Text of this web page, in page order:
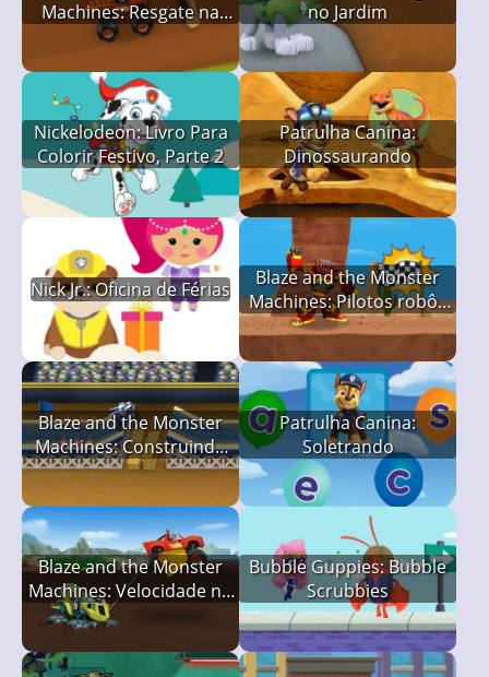
Machines: Resgate na
Montanha
no Jardim
Nickelodeon: Livro Para
Colorir Festivo, Parte 2
Patrulha Canina:
Dinossaurando
Nick Jr.: Oficina de Férias
Blaze and the Monster
Machines: Pilotos robôs
— Aprendendo a
Blaze and the Monster
Machines: Construindo
Rampas
Patrulha Canina:
Soletrando
Blaze and the Monster
Machines: Velocidade no
Vale dos Dinossauros
Bubble Guppies: Bubble
Scrubbies